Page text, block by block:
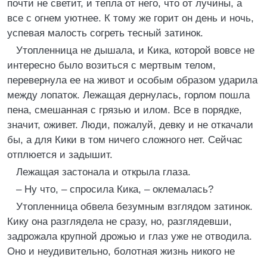
почти не светит, и тепла от него, что от лучины, а
все с огнем уютнее. К тому же горит он день и ночь,
успевая малость согреть тесный затинок.
Утопленница не дышала, и Кика, которой вовсе не
интересно было возиться с мертвым телом,
перевернула ее на живот и особым образом ударила
между лопаток. Лежащая дернулась, горлом пошла
пена, смешанная с грязью и илом. Все в порядке,
значит, оживет. Люди, пожалуй, девку и не откачали
бы, а для Кики в том ничего сложного нет. Сейчас
отплюется и задышит.
Лежащая застонала и открыла глаза.
– Ну что, – спросила Кика, – оклемалась?
Утопленница обвела безумным взглядом затинок.
Кику она разглядела не сразу, но, разглядевши,
задрожала крупной дрожью и глаз уже не отводила.
Оно и неудивительно, болотная жизнь никого не